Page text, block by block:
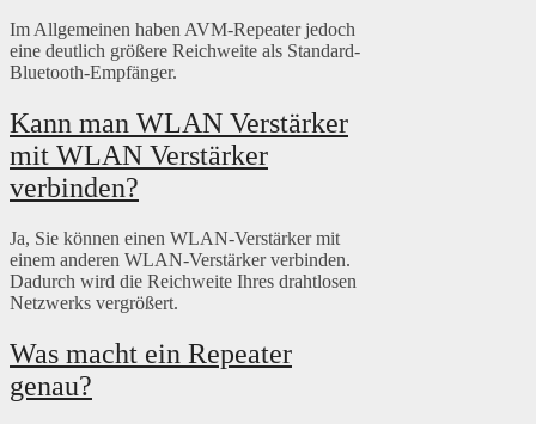
Im Allgemeinen haben AVM-Repeater jedoch
eine deutlich größere Reichweite als Standard-
Bluetooth-Empfänger.
Kann man WLAN Verstärker
mit WLAN Verstärker
verbinden?
Ja, Sie können einen WLAN-Verstärker mit
einem anderen WLAN-Verstärker verbinden.
Dadurch wird die Reichweite Ihres drahtlosen
Netzwerks vergrößert.
Was macht ein Repeater
genau?